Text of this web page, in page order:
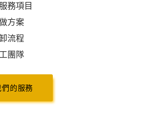
務項目
方案
流程
團隊
們的服務